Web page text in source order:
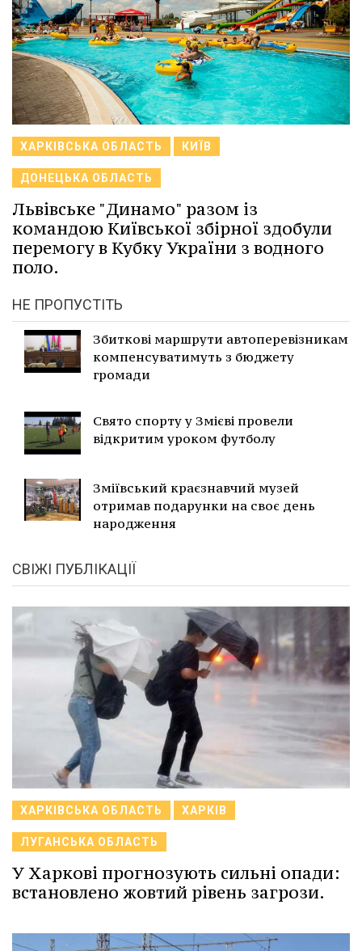
ХАРКІВСЬКА ОБЛАСТЬ КИЇВ
ДОНЕЦЬКА ОБЛАСТЬ
Львівське "Динамо" разом із
командою Київської збірної здобули
перемогу в Кубку України з водного
поло.
НЕ ПРОПУСТІТЬ
Збиткові маршрути автоперевізникам
компенсуватимуть з бюджету
громади
Свято спорту у Змієві провели
відкритим уроком футболу
Зміївський краєзнавчий музей
отримав подарунки на своє день
народження
СВІЖІ ПУБЛІКАЦІЇ
ХАРКІВСЬКА ОБЛАСТЬ ХАРКІВ
ЛУГАНСЬКА ОБЛАСТЬ
У Харкові прогнозують сильні опади:
встановлено жовтий рівень загрози.